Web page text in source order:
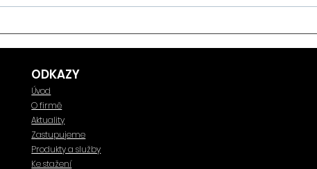
CoroCut 2 - nové vylepšení
zapichovacích systémů
ODKAZY
Úvod
O firmě
Aktuality
Zastupujeme
Produkty a služby
Ke stažení